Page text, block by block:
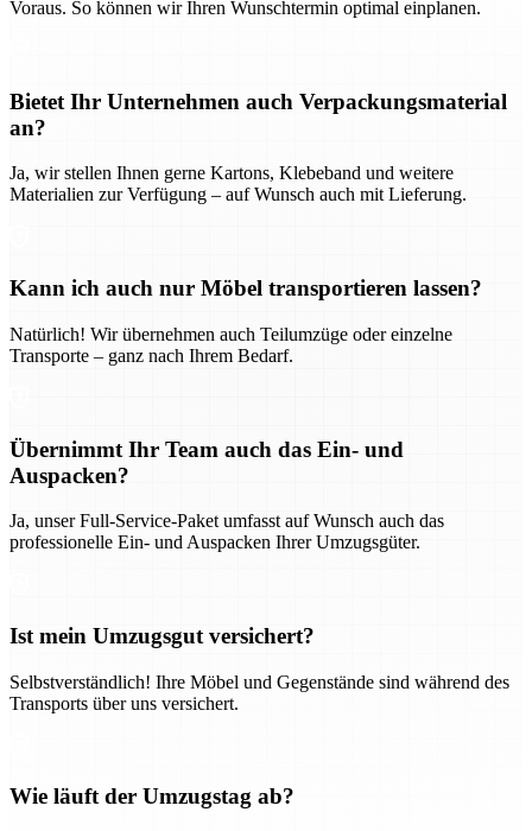
Voraus. So können wir Ihren Wunschtermin optimal einplanen.
Bietet Ihr Unternehmen auch Verpackungsmaterial
an?
Ja, wir stellen Ihnen gerne Kartons, Klebeband und weitere
Materialien zur Verfügung – auf Wunsch auch mit Lieferung.
Kann ich auch nur Möbel transportieren lassen?
Natürlich! Wir übernehmen auch Teilumzüge oder einzelne
Transporte – ganz nach Ihrem Bedarf.
Übernimmt Ihr Team auch das Ein- und
Auspacken?
Ja, unser Full-Service-Paket umfasst auf Wunsch auch das
professionelle Ein- und Auspacken Ihrer Umzugsgüter.
Ist mein Umzugsgut versichert?
Selbstverständlich! Ihre Möbel und Gegenstände sind während des
Transports über uns versichert.
Wie läuft der Umzugstag ab?